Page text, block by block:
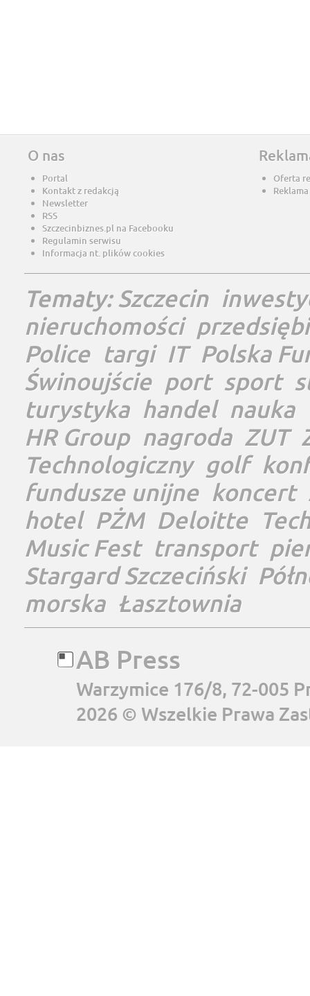
O nas
Portal
Kontakt z redakcją
Newsletter
RSS
Szczecinbiznes.pl na Facebooku
Regulamin serwisu
Informacja nt. plików cookies
Oferta
Tematy:Szczecin
nieruchomości
Police targi IT Polska
Świnoujście port sport
turystyka handel nauka
HR Group nagroda ZUT
Technologiczny golf
fundusze unijne koncert
hotel PŻM Deloitte
Music Fest transport
Stargard Szczeciński
morska Łasztownia
AB Press
Warzymice 176/8, 72-005
2026 © Wszelkie Prawa